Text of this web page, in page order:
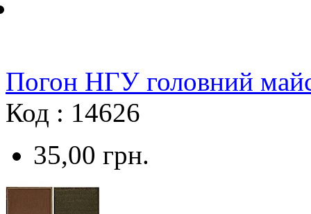
Погон НГУ головний
Код : 14626
35,00 грн.